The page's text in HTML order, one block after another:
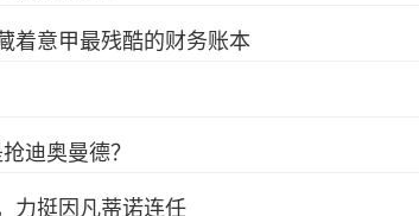
着意甲最残酷的财务账本
迪奥曼德？
力挺因凡蒂诺连任